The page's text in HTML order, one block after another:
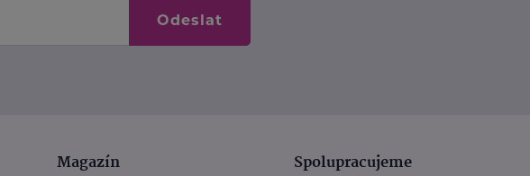
Odeslat
Magazín
Spolupracujeme